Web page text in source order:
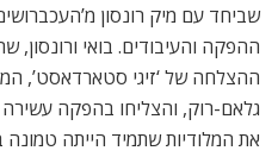
שביחד עם מיק רונסון
ההפקה והעיבודים. בואי ורונסון,
ההצלחה של ‘זיגי סטארדאסט’,
גלאם-רוק, והצליחו בהפקה עשירה
את המלודיות שתמיד הייתה